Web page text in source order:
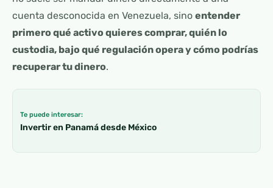
cuenta desconocida en Venezuela, sino entender
primero qué activo quieres comprar, quién lo
custodia, bajo qué regulación opera y cómo podrías
recuperar tu dinero.
Te puede interesar:
Invertir en Panamá desde México